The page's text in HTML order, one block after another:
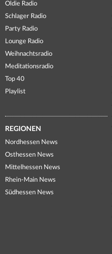
Oldie Radio
Schlager Radio
Party Radio
Lounge Radio
Weihnachtsradio
Meditationsradio
Top 40
Playlist
REGIONEN
Nordhessen News
Osthessen News
Mittelhessen News
Rhein-Main News
Südhessen News